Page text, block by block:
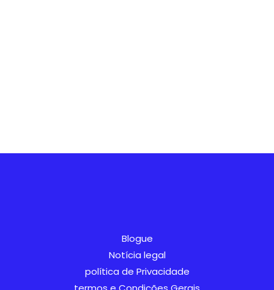
Blogue
Notícia legal
política de Privacidade